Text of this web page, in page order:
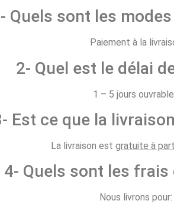
Quels sont les
Paiement à la
2- Quel est le délai
1 – 5 jours
Est ce que la
La livraison est gratuite à
4- Quels sont les frais
Nous livrons pour: